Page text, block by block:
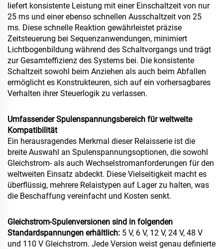
liefert konsistente Leistung mit einer Einschaltzeit von nur
25 ms und einer ebenso schnellen Ausschaltzeit von 25
ms. Diese schnelle Reaktion gewährleistet präzise
Zeitsteuerung bei Sequenzanwendungen, minimiert
Lichtbogenbildung während des Schaltvorgangs und trägt
zur Gesamteffizienz des Systems bei. Die konsistente
Schaltzeit sowohl beim Anziehen als auch beim Abfallen
ermöglicht es Konstrukteuren, sich auf ein vorhersagbares
Verhalten ihrer Steuerlogik zu verlassen.
Umfassender Spulenspannungsbereich für weltweite
Kompatibilität
Ein herausragendes Merkmal dieser Relaisserie ist die
breite Auswahl an Spulenspannungsoptionen, die sowohl
Gleichstrom- als auch Wechselstromanforderungen für den
weltweiten Einsatz abdeckt. Diese Vielseitigkeit macht es
überflüssig, mehrere Relaistypen auf Lager zu halten, was
die Beschaffung vereinfacht und Kosten senkt.
Gleichstrom-Spulenversionen sind in folgenden
Standardspannungen erhältlich: 5 V, 6 V, 12 V, 24 V, 48 V
und 110 V Gleichstrom. Jede Version weist genau definierte